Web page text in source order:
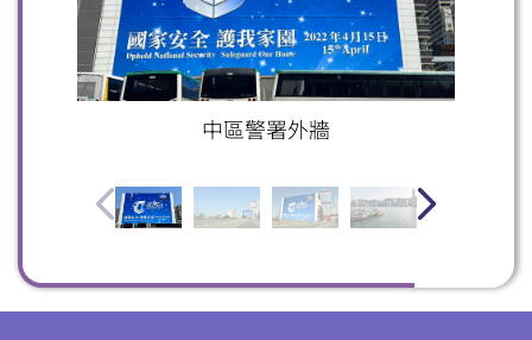
中區警署外牆
微信 微博 小紅書